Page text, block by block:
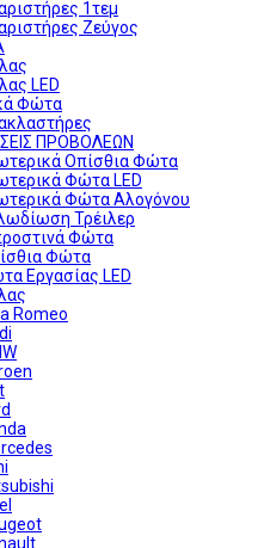
1τεμ
Ζεύγος
LED
Φώτα
ΠΡΟΒΟΛΕΩΝ
Οπίσθια Φώτα
Φώτα LED
Φώτα Αλογόνου
Τρέιλερ
Φώτα
Φώτα
Εργασίας LED
Romeo